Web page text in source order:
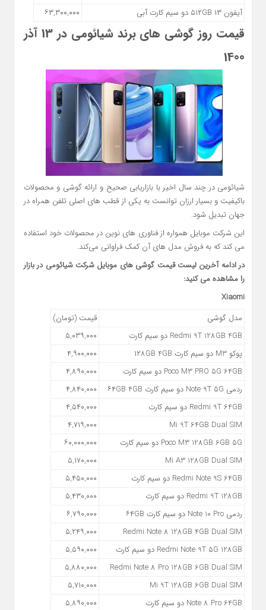
آیفون ۱۳ ۵۱۲GB دو سیم کارت آبی
۶۳,۳۰۰,۰۰۰
قیمت روز گوشی های برند شیائومی در 13 آذر
1400
شیائومی در چند سال اخیر با بازاریابی صحیح و ارائه گوشی و محصولات
باکیفیت و بسیار ارزان توانست به یکی از قطب های اصلی تلفن‌ همراه در
جهان تبدیل شود.
این شرکت موبایل همواره از فناوری های نوین در محصولات خود استفاده
می کند که به فروش مدل های آن کمک فراوانی می‌کند.
در ادامه آخرین لیست قیمت گوشی های موبایل شرکت شیائومی در بازار
را مشاهده می کنید:
Xiaomi
مدل گوشی
قیمت (تومان)
Redmi 9T 128GB 4GB دو سیم کارت
۵,۰۳۹,۰۰۰
پوکو M3 دو سیم کارت ۱۲۸GB 4GB
۴,۹۰۰,۰۰۰
Poco M3 PRO 5G 64GB دو سیم‌ کارت
۴,۸۹۰,۰۰۰
ردمی Note 9T 5G دو سیم کارت ۶۴GB 4GB
۴,۸۴۰,۰۰۰
Redmi 9T 64GB دو سیم کارت
۴,۵۴۰,۰۰۰
Mi 9T 64GB Dual SIM
۴,۷۱۹,۰۰۰
Poco M3 128GB 6GB 5G دو سیم کارت
۶۰,۰۰۰,۰۰۰
Mi A3 128GB Dual SIM
۵,۱۷۰,۰۰۰
Redmi Note 9S 64GB دو سیم کارت
۵,۴۵۰,۰۰۰
Redmi 9T 128GB دو سیم کارت
۵,۴۳۰,۰۰۰
ردمی Note 10 Pro دو سیم کارت ۶۴GB
۶,۷۹۰,۰۰۰
Redmi Note 8 128GB 4GB Dual SIM
۵,۲۴۹,۰۰۰
Redmi Note 9T 5G 128GB دو سیم کارت
۵,۵۹۰,۰۰۰
Redmi Note 8 Pro 128GB 6GB Dual SIM
۵,۸۸۰,۰۰۰
Mi 9T 128GB 6GB Dual SIM
۵,۷۱۰,۰۰۰
Note 8 Pro 64GB دو سیم کارت
۵,۸۹۰,۰۰۰